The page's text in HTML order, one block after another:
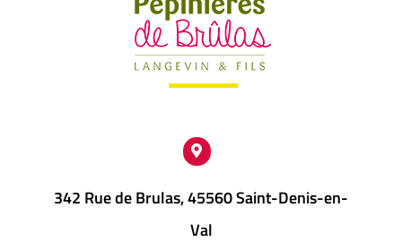
342 Rue de Brulas, 45560 Saint-Denis-en-
Val